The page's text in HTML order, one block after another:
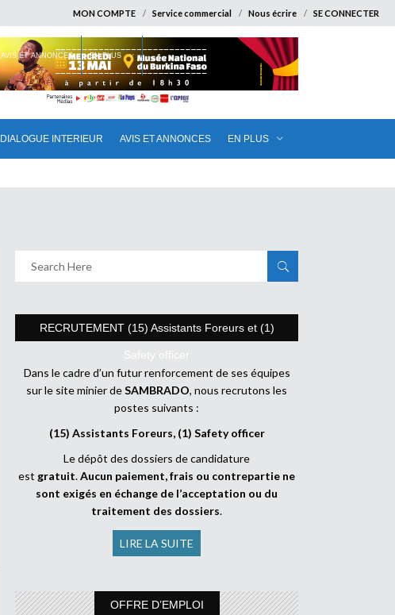
MON COMPTE Service commercial Nous écrire SE CONNECTER
DIALOGUE INTERIEUR AVIS ET ANNONCES EN PLUS
AVIS ET ANNONCES EN PLUS
RECRUTEMENT (15) Assistants Foreurs et (1)
Safety officer
Dans le cadre d’un futur renforcement de ses équipes
sur le site minier deSAMBRADO, nous recrutons les
postes suivants :
(15) Assistants Foreurs, (1) Safety officer
Le dépôt des dossiers de candidature
est gratuit.Aucun paiement, frais ou contrepartie ne
sont exigés en échange de l’acceptation ou du
traitement des dossiers.
LIRE LA SUITE
OFFRE D’EMPLOI